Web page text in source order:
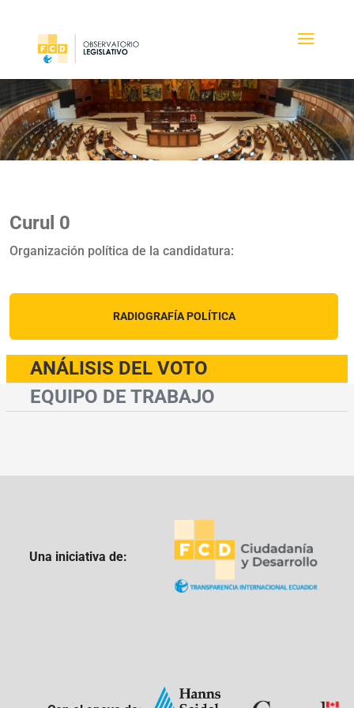
Curul 0
Organización política de la candidatura:
RADIOGRAFÍA POLÍTICA
ANÁLISIS DEL VOTO
EQUIPO DE TRABAJO
Una iniciativa de: